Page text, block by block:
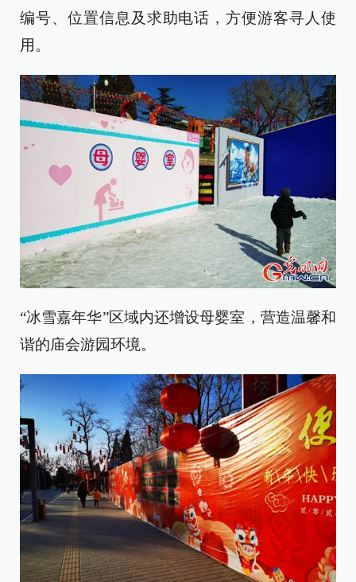
编号、位置信息及求助电话，方便游客寻人使
用。
“冰雪嘉年华”区域内还增设母婴室，营造温馨和
谐的庙会游园环境。